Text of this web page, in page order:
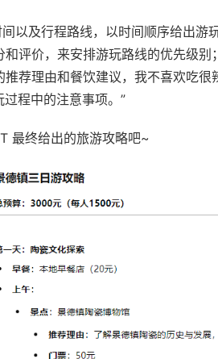
以及行程路线，以时间顺序给出游
评价，来安排游玩路线的优先级别；
荐理由和餐饮建议，我不喜欢吃很
程中的注意事项。”
最终给出的旅游攻略吧~